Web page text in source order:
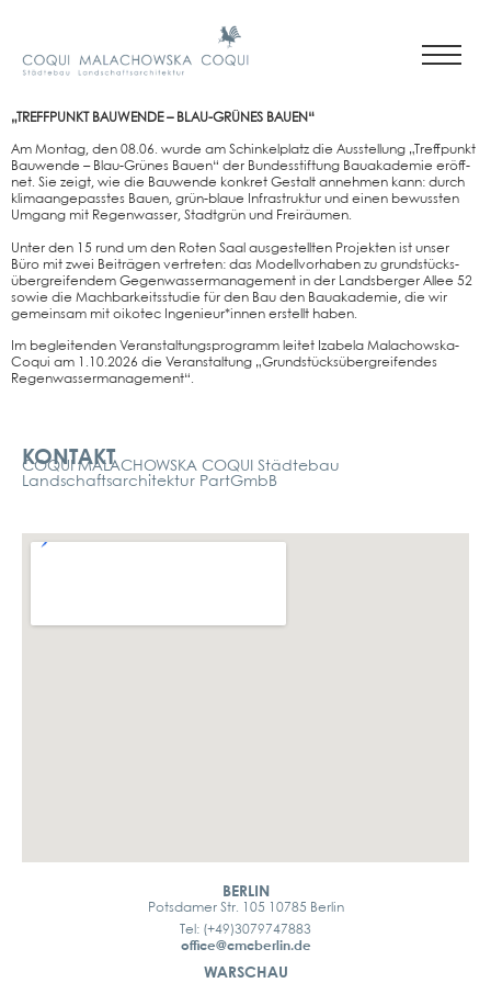
„TREFF­PUNKT BAU­WEN­DE – BLAU-GRÜ­NES BAU­EN“
Am Mon­tag, den 08.06. wur­de am Schin­kel­platz die Aus­stel­lung „Treff­punkt
Bau­wen­de – Blau-Grü­nes Bau­en“ der Bun­des­stif­tung Bau­aka­de­mie eröff­
net. Sie zeigt, wie die Bau­wen­de kon­kret Gestalt anneh­men kann: durch
kli­ma­an­ge­pass­tes Bau­en, grün-blaue Infra­struk­tur und einen bewuss­ten
Umgang mit Regen­was­ser, Stadt­grün und Frei­räu­men.
Unter den 15 rund um den Roten Saal aus­ge­stell­ten Pro­jek­ten ist unser
Büro mit zwei Bei­trä­gen ver­tre­ten: das Modell­vor­ha­ben zu grund­stücks­
über­grei­fen­dem Gegen­was­ser­ma­nage­ment in der Lands­ber­ger Allee 52
sowie die Mach­bar­keits­stu­die für den Bau den Bau­aka­de­mie, die wir
gemein­sam mit oiko­tec Ingenieur*innen erstellt haben.
Im beglei­ten­den Ver­an­stal­tungs­pro­gramm lei­tet Iza­be­la Malachows­ka-
Coqui am 1.10.2026 die Ver­an­stal­tung „Grund­stücks­über­grei­fen­des
Regen­was­ser­ma­nage­ment“.
KONTAKT
COQUI MALACHOWSKA COQUI Städtebau
Landschaftsarchitektur PartGmbB
BERLIN
Potsdamer Str. 105 10785 Berlin
Tel: (+49)3079747883
office@cmcberlin.de
WARSCHAU